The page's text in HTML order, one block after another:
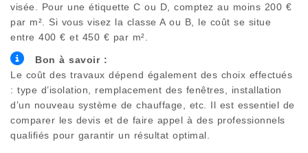
visée. Pour une étiquette C ou D, comptez au moins 200 €
par m². Si vous visez la classe A ou B, le coût se situe
entre 400 € et 450 € par m².
Bon à savoir :
Le coût des travaux dépend également des choix effectués
: type d’isolation, remplacement des fenêtres, installation
d’un nouveau système de chauffage, etc. Il est essentiel de
comparer les devis et de faire appel à des professionnels
qualifiés pour garantir un résultat optimal.